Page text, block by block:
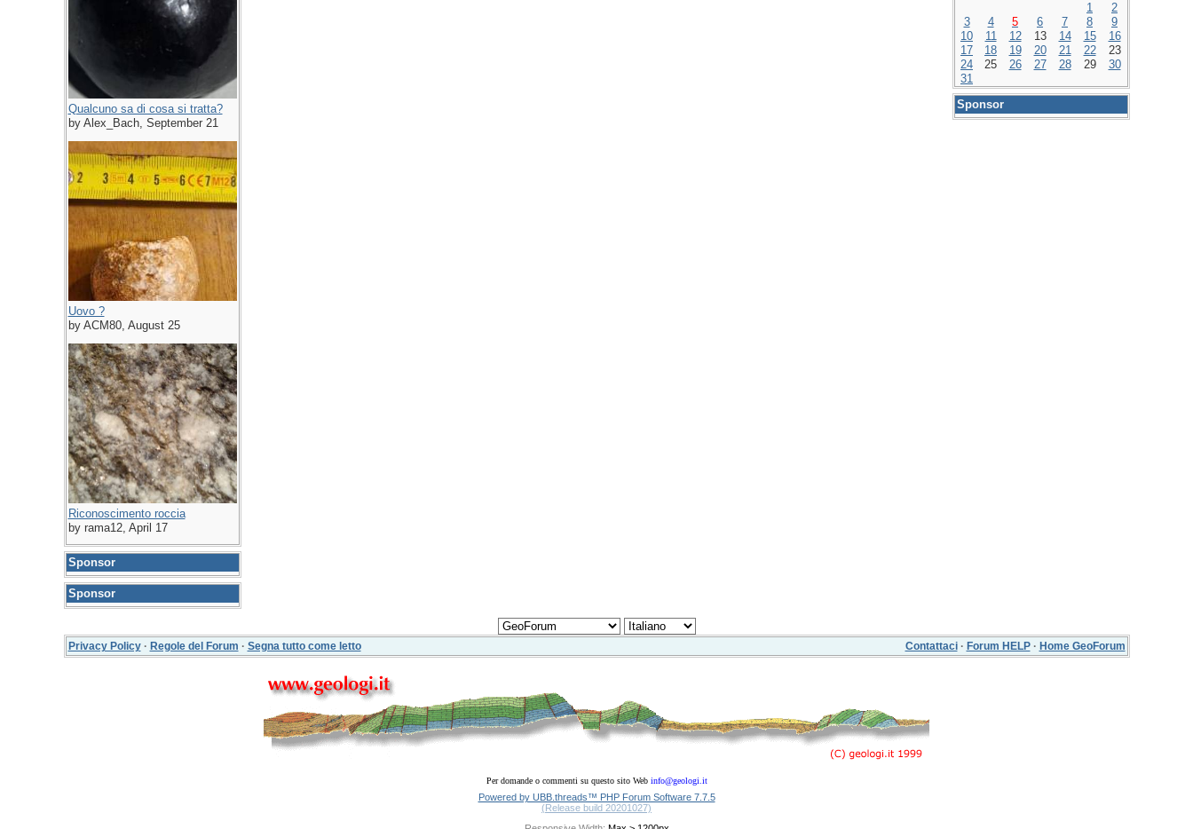
Qualcuno sa di cosa si tratta?
by Alex_Bach, September 21
Uovo ?
by ACM80, August 25
Riconoscimento roccia
by rama12, April 17
Sponsor
Sponsor
1
2
3
4 5 6 7 8
9
10
11 12 13 14 15
16
17
18 19 20 21 22
23
24
25 26 27 28 29
30
31
Sponsor
Privacy Policy· Regole del Forum · Segna tutto come letto Contattaci· Forum HELP· Home GeoForum
Per domande o commenti su questo sito Web info@geologi.it
Powered by UBB.threads™ PHP Forum Software 7.7.5
(Release build 20201027)